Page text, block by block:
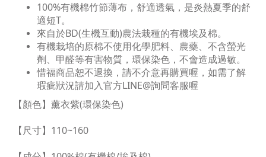
100%有機棉竹節薄布，舒適透氣，是炎熱夏季的舒
適短T。
來自於BD(生機互動)農法栽種的有機埃及棉。
有機栽培的原棉不使用化學肥料、農藥、不含螢光
劑、甲醛等有害物質，環保染色，不會造成過敏。
惜福商品恕不退換，請不介意再購買喔，如需了解
瑕疵狀況請加入官方LINE@詢問客服喔
【顏色】薰衣紫(環保染色)
【尺寸】110~160